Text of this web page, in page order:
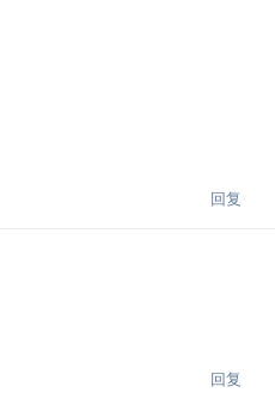
回复
回复